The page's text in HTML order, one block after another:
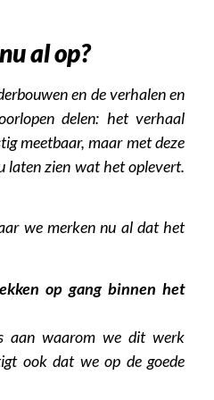
al op?
en de verhalen en
delen: het verhaal
meetbaar, maar met deze
laten zien wat het oplevert.
we merken nu al dat het
op gang binnen het
aan waarom we dit werk
ook dat we op de goede